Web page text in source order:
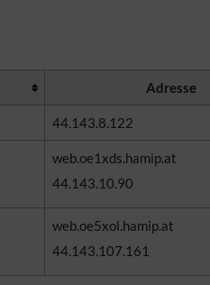
Adresse
44.143.8.122
web.oe1xds.hamip.at
44.143.10.90
web.oe5xol.hamip.at
44.143.107.161